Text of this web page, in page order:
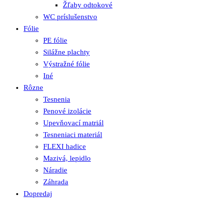
Žľaby odtokové
WC príslušenstvo
Fólie
PE fólie
Silážne plachty
Výstražné fólie
Iné
Rôzne
Tesnenia
Penové izolácie
Upevňovací matriál
Tesneniaci materiál
FLEXI hadice
Mazivá, lepidlo
Náradie
Záhrada
Dopredaj